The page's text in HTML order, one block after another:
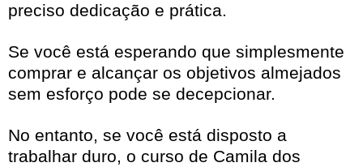
preciso dedicação e prática.
Se você está esperando que simplesmente
comprar e alcançar os objetivos almejados
sem esforço pode se decepcionar.
No entanto, se você está disposto a
trabalhar duro, o curso de Camila dos